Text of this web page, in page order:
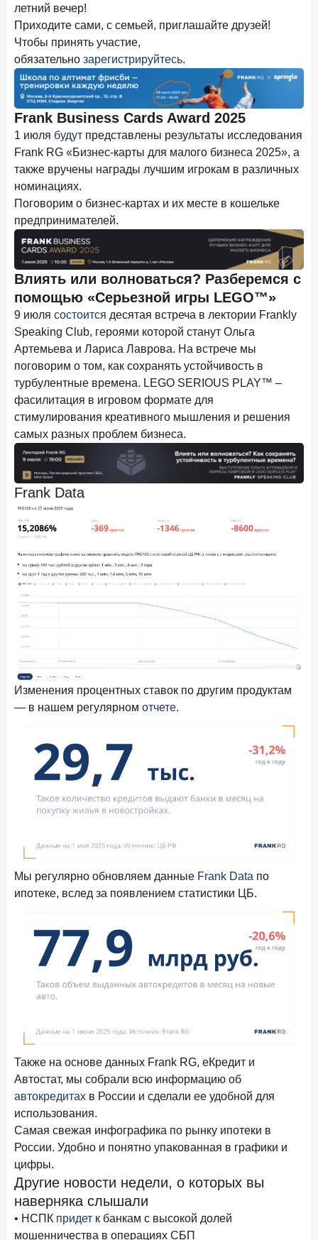
летний вечер!
Приходите сами, с семьей, приглашайте друзей!
Чтобы принять участие,
обязательно зарегистрируйтесь.
Frank Business Cards Award 2025
1 июля будут представлены результаты исследования
Frank RG «Бизнес-карты для малого бизнеса 2025», а
также вручены награды лучшим игрокам в различных
номинациях.
Поговорим о бизнес-картах и их месте в кошельке
предпринимателей.
Влиять или волноваться? Разберемся с
помощью «Серьезной игры LEGO™»
9 июля состоится десятая встреча в лектории Frankly
Speaking Club, героями которой станут Ольга
Артемьева и Лариса Лаврова. На встрече мы
поговорим о том, как сохранять устойчивость в
турбулентные времена. LEGO SERIOUS PLAY™ –
фасилитация в игровом формате для
стимулирования креативного мышления и решения
самых разных проблем бизнеса.
Frank Data
Изменения процентных ставок по другим продуктам
— в нашем регулярном отчете.
Мы регулярно обновляем данные Frank Data по
ипотеке, вслед за появлением статистики ЦБ.
Также на основе данных Frank RG, еКредит и
Автостат, мы собрали всю информацию об
автокредитах в России и сделали ее удобной для
использования.
Самая свежая инфографика по рынку ипотеки в
России. Удобно и понятно упакованная в графики и
цифры.
Другие новости недели, о которых вы
наверняка слышали
• НСПК придет к банкам с высокой долей
мошенничества в операциях СБП